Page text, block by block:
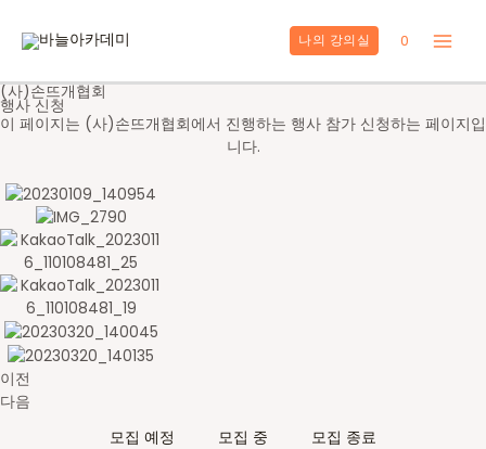
로
건
너
나의 강의실 0
(사)손뜨개협회
행사 신청
이 페이지는 (사)손뜨개협회에서 진행하는 행사 참가 신청하는 페이지입
니다.
이전
다음
모집 예정
모집 중
모집 종료